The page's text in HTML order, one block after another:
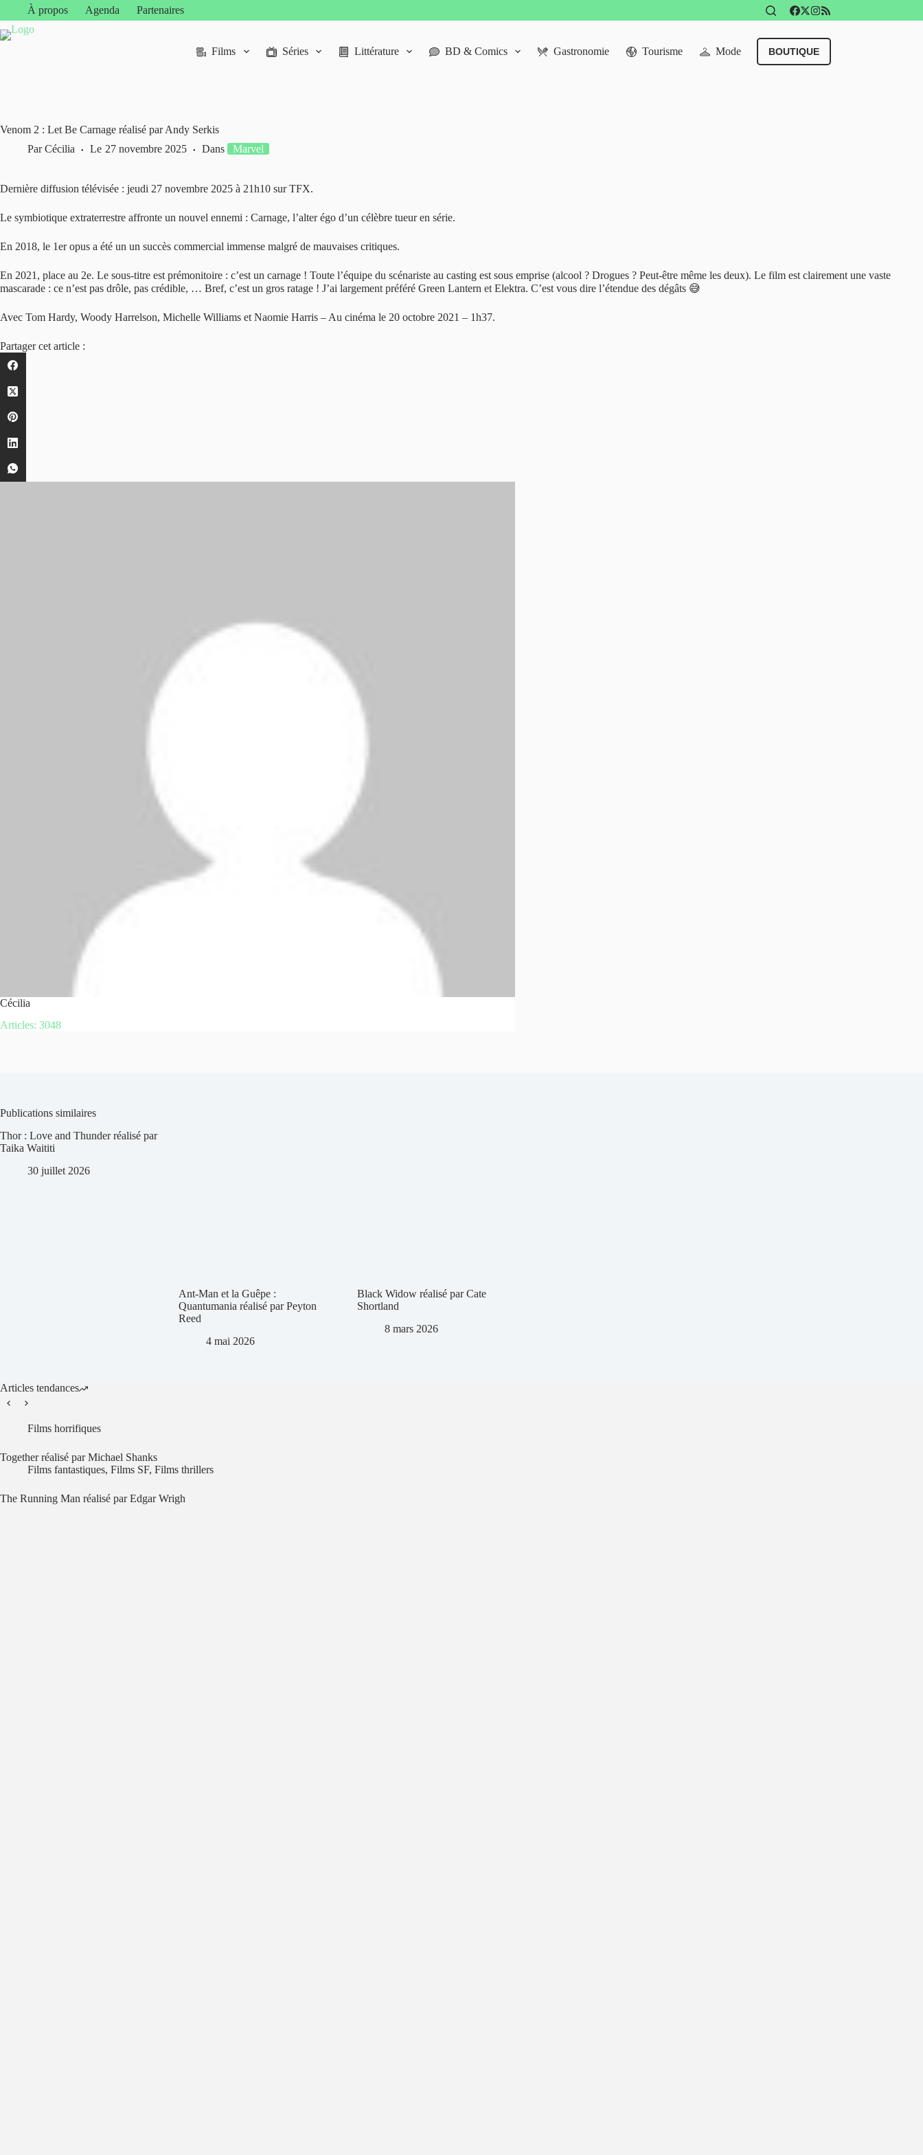
contenu
À propos Agenda Partenaires
Films Séries Littérature BD & Comics Gastronomie Tourisme Mode BOUTIQUE
Venom 2 : Let Be Carnage réalisé par Andy Serkis
Par Cécilia Le 27 novembre 2025 Dans Marvel
Dernière diffusion télévisée : jeudi 27 novembre 2025 à 21h10 sur TFX.
Le symbiotique extraterrestre affronte un nouvel ennemi : Carnage, l’alter égo d’un célèbre tueur en série.
En 2018, le 1er opus a été un un succès commercial immense malgré de mauvaises critiques.
En 2021, place au 2e. Le sous-titre est prémonitoire : c’est un carnage ! Toute l’équipe du scénariste au casting est sous emprise (alcool ? Drogues ? Peut-être même les deux). Le film est clairement une vaste
mascarade : ce n’est pas drôle, pas crédible, … Bref, c’est un gros ratage ! J’ai largement préféré Green Lantern et Elektra. C’est vous dire l’étendue des dégâts 😅
Avec Tom Hardy, Woody Harrelson, Michelle Williams et Naomie Harris – Au cinéma le 20 octobre 2021 – 1h37.
Partager cet article :
Cécilia
Articles: 3048
Publications similaires
Thor : Love and Thunder réalisé par
Taika Waititi
30 juillet 2026
Ant-Man et la Guêpe :
Quantumania réalisé par Peyton
Reed
4 mai 2026
Black Widow réalisé par Cate
Shortland
8 mars 2026
Articles tendances
Films horrifiques
Together réalisé par Michael Shanks
Films fantastiques, Films SF, Films thrillers
The Running Man réalisé par Edgar Wrigh